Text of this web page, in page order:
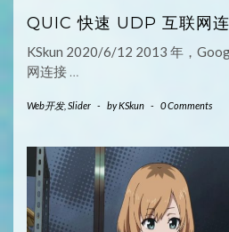
QUIC 快速 UDP 互联网
KSkun 2020/6/12 2013 年，
网连接 …
Web开发, Slider - byKSkun - 0 Comments